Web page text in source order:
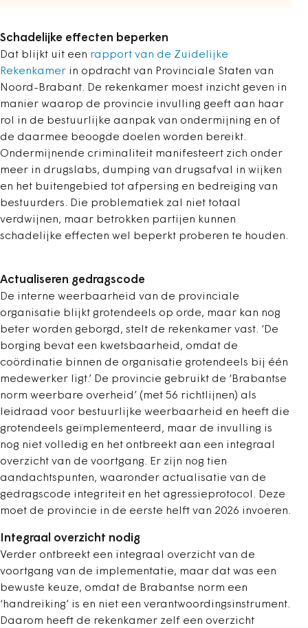
Schadelijke effecten beperken
Dat blijkt uit een rapport van de Zuidelijke
Rekenkamer in opdracht van Provinciale Staten van
Noord-Brabant. De rekenkamer moest inzicht geven in
manier waarop de provincie invulling geeft aan haar
rol in de bestuurlijke aanpak van ondermijning en of
de daarmee beoogde doelen worden bereikt.
Ondermijnende criminaliteit manifesteert zich onder
meer in drugslabs, dumping van drugsafval in wijken
en het buitengebied tot afpersing en bedreiging van
bestuurders. Die problematiek zal niet totaal
verdwijnen, maar betrokken partijen kunnen
schadelijke effecten wel beperkt proberen te houden.
Actualiseren gedragscode
De interne weerbaarheid van de provinciale
organisatie blijkt grotendeels op orde, maar kan nog
beter worden geborgd, stelt de rekenkamer vast. ‘De
borging bevat een kwetsbaarheid, omdat de
coördinatie binnen de organisatie grotendeels bij één
medewerker ligt.’ De provincie gebruikt de ‘Brabantse
norm weerbare overheid’ (met 56 richtlijnen) als
leidraad voor bestuurlijke weerbaarheid en heeft die
grotendeels geïmplementeerd, maar de invulling is
nog niet volledig en het ontbreekt aan een integraal
overzicht van de voortgang. Er zijn nog tien
aandachtspunten, waaronder actualisatie van de
gedragscode integriteit en het agressieprotocol. Deze
moet de provincie in de eerste helft van 2026 invoeren.
Integraal overzicht nodig
Verder ontbreekt een integraal overzicht van de
voortgang van de implementatie, maar dat was een
bewuste keuze, omdat de Brabantse norm een
‘handreiking’ is en niet een verantwoordingsinstrument.
Daarom heeft de rekenkamer zelf een overzicht